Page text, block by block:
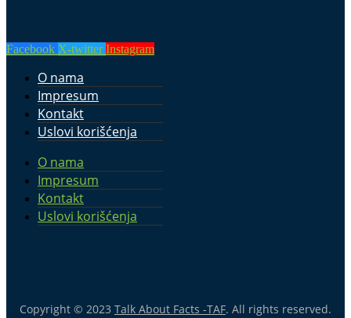
Facebook X-twitter Instagram
O nama
Impresum
Kontakt
Uslovi korišćenja
O nama
Impresum
Kontakt
Uslovi korišćenja
Copyright © 2023 Talk About Facts -TAF. All rights reserved.